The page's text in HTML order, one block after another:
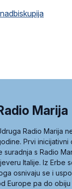
Marija
Radio Marija
Prvi
suradnja s Radio
Italije. Iz Erbe
osnivaju se i
Europe pa do obiju